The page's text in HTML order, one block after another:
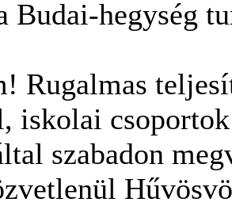
Budai-hegység
Rugalmas
iskolai
szabadon